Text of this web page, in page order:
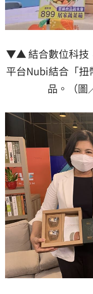
▼▲ 結合數位科技
平台Nubi結合「扭
品。（圖